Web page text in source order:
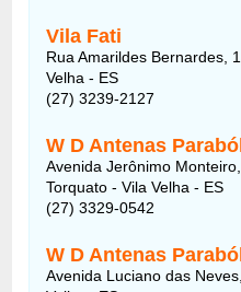
Vila Fati
Rua Amarildes Bernardes,
Velha - ES
(27) 3239-2127
W D Antenas
Avenida Jerônimo
Torquato - Vila Velha - ES
(27) 3329-0542
W D Antenas
Avenida Luciano das